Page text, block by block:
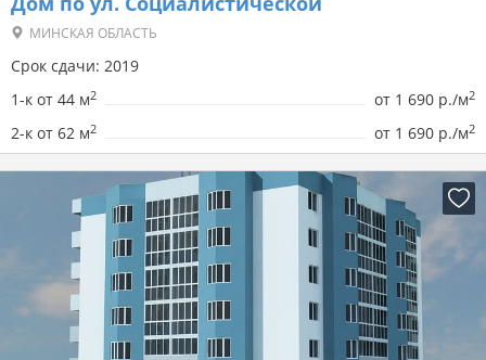
МИНСКАЯ ОБЛАСТЬ
Срок сдачи: 2019
1-к от 44 м2 от 1 690 р./м2
2-к от 62 м2 от 1 690 р./м2